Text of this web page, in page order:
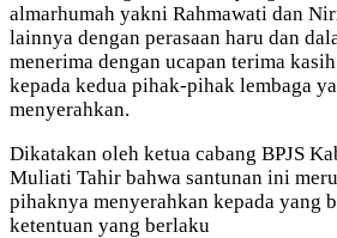
almarhumah yakni Rahmawati dan
lainnya dengan perasaan haru dan
menerima dengan ucapan terima
kepada kedua pihak-pihak lembaga
menyerahkan.
Dikatakan oleh ketua cabang BPJS
Muliati Tahir bahwa santunan ini
pihaknya menyerahkan kepada yang
ketentuan yang berlaku